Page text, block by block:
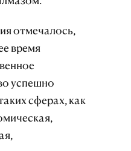
отмечалось,
время
успешно
сферах, как